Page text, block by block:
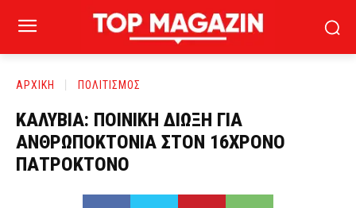
ΑΡΧΙΚΗ ΠΟΛΙΤΙΣΜΟΣ
ΚΑΛΥΒΙΑ: ΠΟΙΝΙΚΗ ΔΙΩΞΗ ΓΙΑ
ΑΝΘΡΩΠΟΚΤΟΝΙΑ ΣΤΟΝ 16ΧΡΟΝΟ
ΠΑΤΡΟΚΤΟΝΟ